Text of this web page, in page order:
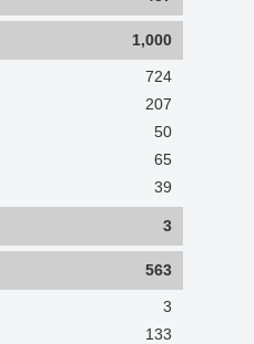
1,000
724
207
50
65
39
3
563
3
133